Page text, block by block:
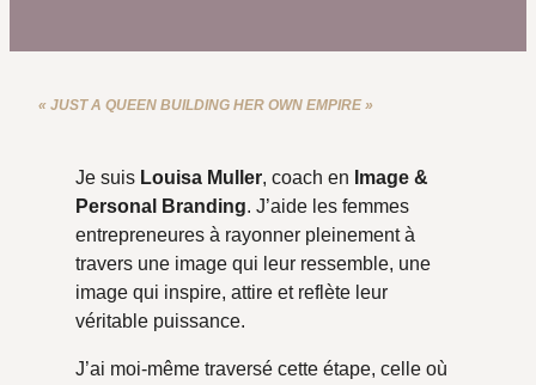
« JUST A QUEEN BUILDING HER OWN EMPIRE »
Je suis Louisa Muller, coach en Image &
Personal Branding. J’aide les femmes
entrepreneures à rayonner pleinement à
travers une image qui leur ressemble, une
image qui inspire, attire et reflète leur
véritable puissance.
J’ai moi-même traversé cette étape, celle où